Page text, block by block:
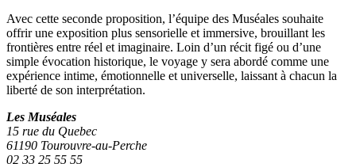
Avec cette seconde proposition, l’équipe des Muséales souhaite
offrir une exposition plus sensorielle et immersive, brouillant les
frontières entre réel et imaginaire. Loin d’un récit figé ou d’une
simple évocation historique, le voyage y sera abordé comme une
expérience intime, émotionnelle et universelle, laissant à chacun la
liberté de son interprétation.
Les Muséales
15 rue du Quebec
61190 Tourouvre-au-Perche
02 33 25 55 55